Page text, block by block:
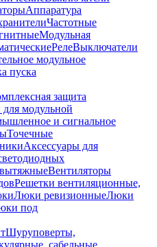
Аппаратура
Частотные
Модульная
РелеВыключатели
модульное
пуска
защита
модульной
и сигнальное
Точечные
Аксессуары для
Вентиляторы
Решетки вентиляционные,
Люки ревизионныеЛюки
под
Шуруповерты,
сабельные